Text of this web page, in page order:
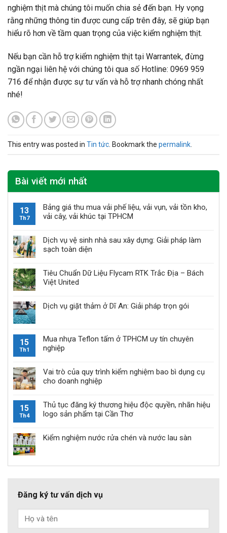
nghiệm thịt mà chúng tôi muốn chia sẻ đến bạn. Hy vọng
rằng những thông tin được cung cấp trên đây, sẽ giúp bạn
hiểu rõ hơn về tầm quan trọng của việc kiểm nghiệm thịt.
Nếu bạn cần hỗ trợ kiểm nghiệm thịt tại Warrantek, đừng
ngần ngại liên hệ với chúng tôi qua số Hotline: 0969 959
716 để nhận được sự tư vấn và hỗ trợ nhanh chóng nhất
nhé!
This entry was posted in Tin tức . Bookmark the permalink
Bài viết mới nhất
13
Th7
Bảng giá thu mua vải phế liệu, vải vụn, vải tồn kho,
vải cây, vải khúc tại TPHCM
Dịch vụ vệ sinh nhà sau xây dựng: Giải pháp làm
sạch toàn diện
Tiêu Chuẩn Dữ Liệu Flycam RTK Trắc Địa – Bách
Việt United
Dịch vụ giặt thảm ở Dĩ An: Giải pháp trọn gói
15
Th1
Mua nhựa Teflon tấm ở TPHCM uy tín chuyên
nghiệp
Vai trò của quy trình kiểm nghiệm bao bì dụng cụ
cho doanh nghiệp
15
Th4
Thủ tục đăng ký thương hiệu độc quyền, nhãn hiệu
logo sản phẩm tại Cần Thơ
Kiểm nghiệm nước rửa chén và nước lau sàn
Đăng ký tư vấn dịch vụ